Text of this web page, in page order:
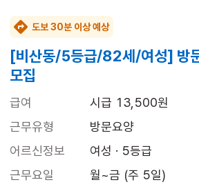
도보 30분 이상 예상
[비산동/5등급/82세/여성] 방
모집
급여
시급 13,500원
근무유형
방문요양
어르신정보
여성 · 5등급
근무요일
월~금 (주 5일)